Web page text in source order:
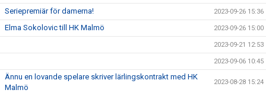
Seriepremiär för damerna! 2023-09-26 15:36
Elma Sokolovic till HK Malmö 2023-09-26 15:00
2023-09-21 12:53
2023-09-06 10:45
Ännu en lovande spelare skriver lärlingskontrakt med HK
Malmö
2023-08-28 15:24